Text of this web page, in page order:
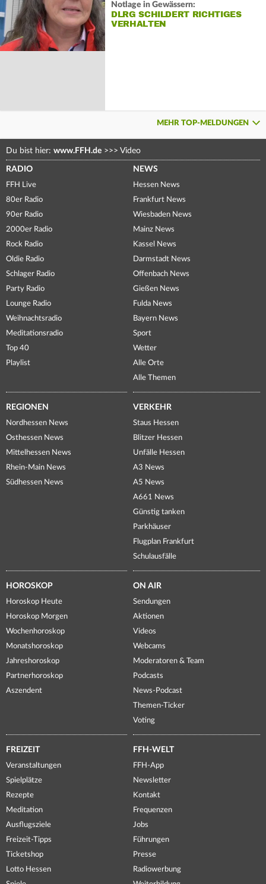
Notlage in Gewässern:
DLRG SCHILDERT RICHTIGES
VERHALTEN
MEHR TOP-MELDUNGEN
Du bist hier: www.FFH.de >>> Video
RADIO
FFH Live
80er Radio
90er Radio
2000er Radio
Rock Radio
Oldie Radio
Schlager Radio
Party Radio
Lounge Radio
Weihnachtsradio
Meditationsradio
Top 40
Playlist
NEWS
Hessen News
Frankfurt News
Wiesbaden News
Mainz News
Kassel News
Darmstadt News
Offenbach News
Gießen News
Fulda News
Bayern News
Sport
Wetter
Alle Orte
Alle Themen
REGIONEN
Nordhessen News
Osthessen News
Mittelhessen News
Rhein-Main News
Südhessen News
VERKEHR
Staus Hessen
Blitzer Hessen
Unfälle Hessen
A3 News
A5 News
A661 News
Günstig tanken
Parkhäuser
Flugplan Frankfurt
Schulausfälle
HOROSKOP
Horoskop Heute
Horoskop Morgen
Wochenhoroskop
Monatshoroskop
Jahreshoroskop
Partnerhoroskop
Aszendent
ON AIR
Sendungen
Aktionen
Videos
Webcams
Moderatoren & Team
Podcasts
News-Podcast
Themen-Ticker
Voting
FREIZEIT
Veranstaltungen
Spielplätze
Rezepte
Meditation
Ausflugsziele
Freizeit-Tipps
Ticketshop
Lotto Hessen
FFH-WELT
FFH-App
Newsletter
Kontakt
Frequenzen
Jobs
Führungen
Presse
Radiowerbung